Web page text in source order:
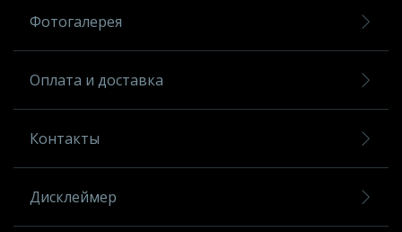
Фотогалерея
Оплата и доставка
Контакты
Дисклеймер